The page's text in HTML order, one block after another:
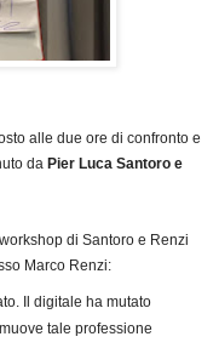
alle due ore di confronto e
da Pier Luca Santoro e
di Santoro e Renzi
Marco Renzi:
Il digitale ha mutato
tale professione